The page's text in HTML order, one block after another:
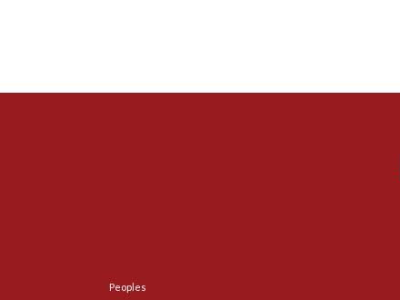
Peoples